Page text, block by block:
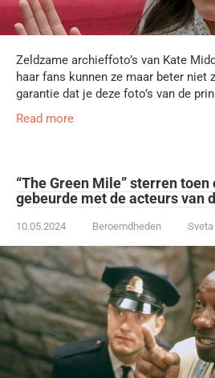
Zeldzame archieffoto’s van Kate
haar fans kunnen ze maar beter niet
garantie dat je deze foto’s van de
Read more
“The Green Mile” sterren
gebeurde met de acteurs van
10.05.2024 Beroemdheden Sveta